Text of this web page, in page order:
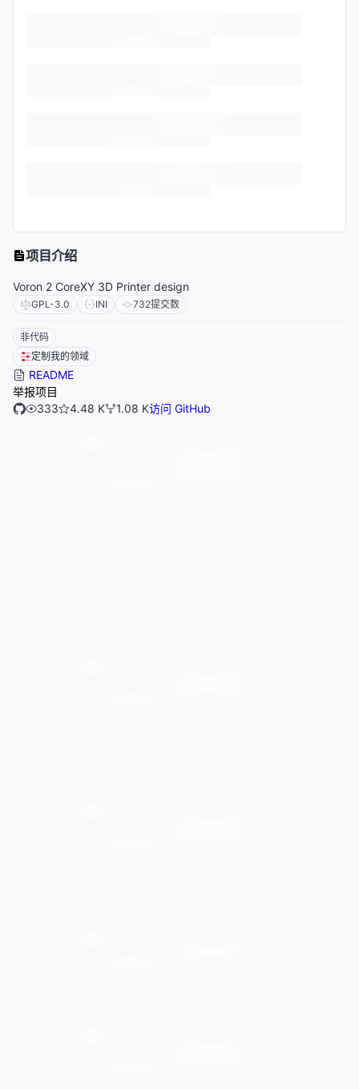
项目介绍
Voron 2 CoreXY 3D Printer design
GPL-3.0 INI 732提交数
非代码
定制我的领域
README
举报项目
333
4.48 K 1.08 K访问 GitHub